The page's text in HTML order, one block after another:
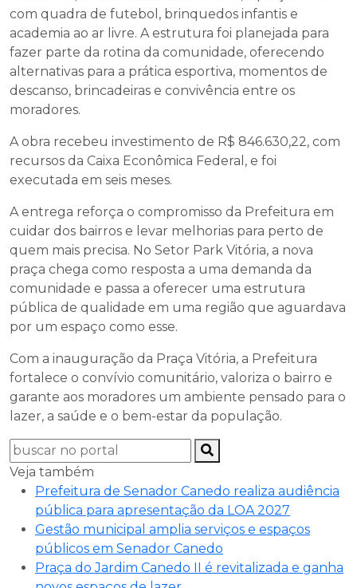
com quadra de futebol, brinquedos infantis e
academia ao ar livre. A estrutura foi planejada para
fazer parte da rotina da comunidade, oferecendo
alternativas para a prática esportiva, momentos de
descanso, brincadeiras e convivência entre os
moradores.
A obra recebeu investimento de R$ 846.630,22, com
recursos da Caixa Econômica Federal, e foi
executada em seis meses.
A entrega reforça o compromisso da Prefeitura em
cuidar dos bairros e levar melhorias para perto de
quem mais precisa. No Setor Park Vitória, a nova
praça chega como resposta a uma demanda da
comunidade e passa a oferecer uma estrutura
pública de qualidade em uma região que aguardava
por um espaço como esse.
Com a inauguração da Praça Vitória, a Prefeitura
fortalece o convívio comunitário, valoriza o bairro e
garante aos moradores um ambiente pensado para o
lazer, a saúde e o bem-estar da população.
Veja também
Prefeitura de Senador Canedo realiza audiência
pública para apresentação da LOA 2027
Gestão municipal amplia serviços e espaços
públicos em Senador Canedo
Praça do Jardim Canedo II é revitalizada e ganha